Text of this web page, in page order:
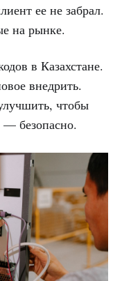
ее не забрал.
на рынке.
в Казахстане.
внедрить.
чтобы
— безопасно.